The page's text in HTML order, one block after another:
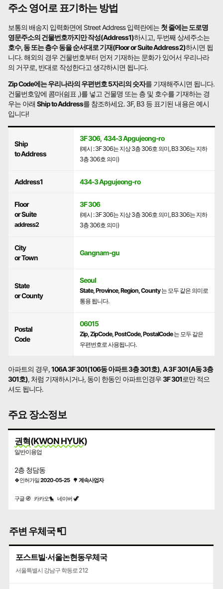
주소 영어로 표기하는 방법
보통의 배송지 입력화면에 Street Address 입력란에는 첫 줄에는 도로명
영문주소의 건물번호까지만 작성(Address1)하시고, 두번째 상세주소는
호수, 동 또는 층수 동을 순서대로 기재(Floor or Suite Address2)하시면 됩
니다. 해외의 경우 건물번호부터 먼저 기재하는 문화가 있어서 우리나라
의 거꾸로, 반대로 작성한다고 생각하시면 됩니다.
Zip Code에는 우리나라의 우편번호 5자리의 숫자를 기재해주시면 됩니다.
건물번호앞에 콤마(쉼표 ,)를 넣고 건물명 또는 층 및 호수를 기재하는 경
우는 아래Ship to Address를 참조하세요. 3F, B3 등 표기된 내용은 예시
입니다!
Ship
to Address
3F 306, 434-3 Apgujeong-ro
(예시 : 3F 306는 지상 3층 306호 의미, B3 306는 지하
3층 306호 의미)
Address1 434-3 Apgujeong-ro
Floor
or Suite
address2
3F 306
(예시 : 3F 306는 지상 3층 306호 의미, B3 306는 지하
3층 306호 의미)
City
or Town
Gangnam-gu
State
or County
Seoul
State, Province, Region, County는 모두 같은 의미로
통용 됩니다.
Postal
Code
06015
Zip, ZipCode, PostCode, PostalCode는 모두 같은
우편번호로 사용됩니다.
아파트의 경우,106A 3F 301(106동 아파트 3층 301호),A 3F 301(A동 3층
301호), 처럼 기재하시거나, 동이 한동인 아파트인경우3F 301로만 적으
셔도 됩니다.
주요 장소정보
권혁(KWON HYUK)
일반이용업
2층 청담동
🍀인허가일2020-05-25 🌳 계속사업자
구글 🧭 카카오🐤 네이버 🦖
주변 우체국 📮
포스트빌·서울논현동우체국
서울특별시 강남구 학동로 212